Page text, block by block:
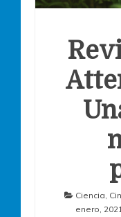
Ciencia
enero, 2021